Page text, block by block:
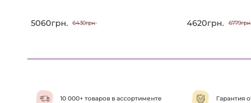
5060грн. 6430грн. 4620грн. 6779грн.
10 000+ товаров в ассортименте Гарантия